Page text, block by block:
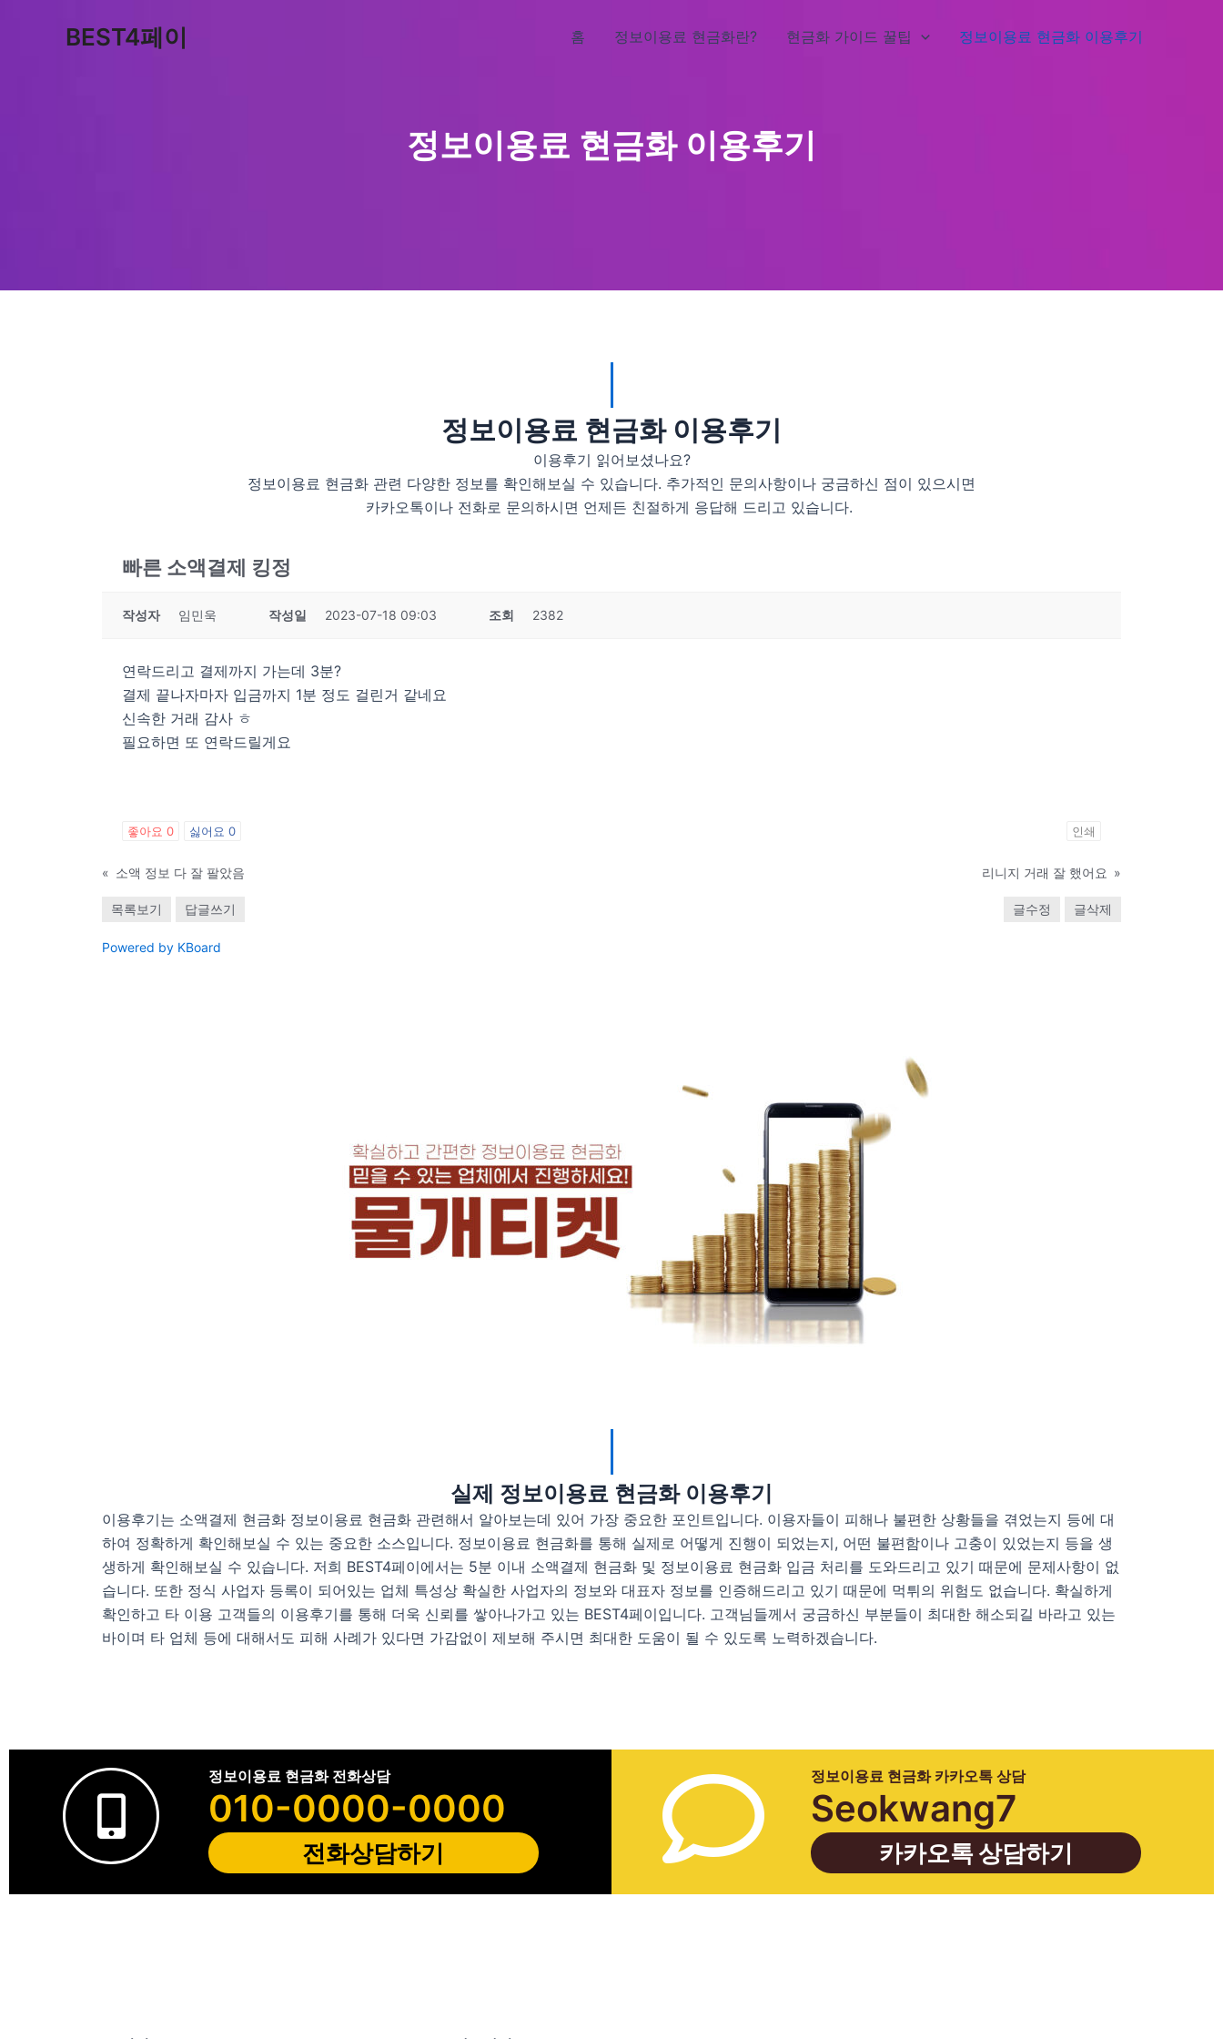
BEST4페이 홈 정보이용료 현금화란? 현금화 가이드 꿀팁 정보이용료 현금화 이용후기
정보이용료 현금화 이용후기
정보이용료 현금화 이용후기
이용후기 읽어보셨나요?
정보이용료 현금화 관련 다양한 정보를 확인해보실 수 있습니다. 추가적인 문의사항이나 궁금하신 점이 있으시면
카카오톡이나 전화로 문의하시면 언제든 친절하게 응답해 드리고 있습니다.
빠른 소액결제 킹정
작성자 임민욱 작성일 2023-07-18 09:03 조회 2382
연락드리고 결제까지 가는데 3분?
결제 끝나자마자 입금까지 1분 정도 걸린거 같네요
신속한 거래 감사 ㅎ
필요하면 또 연락드릴게요
좋아요 0 싫어요 0 인쇄
« 소액 정보 다 잘 팔았음 리니지 거래 잘 했어요 »
목록보기 답글쓰기 글수정 글삭제
Powered by KBoard
실제 정보이용료 현금화 이용후기
이용후기는 소액결제 현금화 정보이용료 현금화 관련해서 알아보는데 있어 가장 중요한 포인트입니다. 이용자들이 피해나 불편한 상황들을 겪었는지 등에 대
하여 정확하게 확인해보실 수 있는 중요한 소스입니다. 정보이용료 현금화를 통해 실제로 어떻게 진행이 되었는지, 어떤 불편함이나 고충이 있었는지 등을 생
생하게 확인해보실 수 있습니다. 저희 BEST4페이에서는 5분 이내 소액결제 현금화 및 정보이용료 현금화 입금 처리를 도와드리고 있기 때문에 문제사항이 없
습니다. 또한 정식 사업자 등록이 되어있는 업체 특성상 확실한 사업자의 정보와 대표자 정보를 인증해드리고 있기 때문에 먹튀의 위험도 없습니다. 확실하게
확인하고 타 이용 고객들의 이용후기를 통해 더욱 신뢰를 쌓아나가고 있는 BEST4페이입니다. 고객님들께서 궁금하신 부분들이 최대한 해소되길 바라고 있는
바이며 타 업체 등에 대해서도 피해 사례가 있다면 가감없이 제보해 주시면 최대한 도움이 될 수 있도록 노력하겠습니다.
정보이용료 현금화 전화상담
010-0000-0000
전화상담하기
정보이용료 현금화 카카오톡 상담
Seokwang7
카카오톡 상담하기